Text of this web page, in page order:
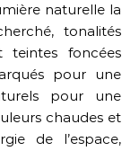
naturelle la
tonalités
teintes foncées
pour une
pour une
chaudes et
de l’espace,